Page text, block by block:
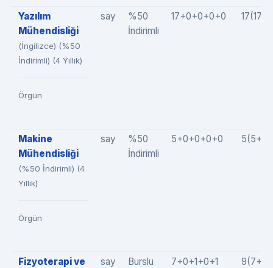
Yazılım
Mühendisliği
(İngilizce) (%50
İndirimli) (4 Yıllık)
Örgün
say
%50
İndirimli
17+0+0+0+0
Makine
Mühendisliği
(%50 İndirimli) (4
Yıllık)
Örgün
say
%50
İndirimli
5+0+0+0+0
Fizyoterapi ve
say Burslu 7+0+1+0+1